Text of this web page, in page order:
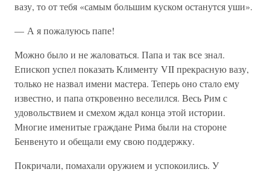
вазу, то от тебя «самым большим куском останутся уши».
— А я пожалуюсь папе!
Можно было и не жаловаться. Папа и так все знал.
Епископ успел показать Клименту VII прекрасную вазу,
только не назвал имени мастера. Теперь оно стало ему
известно, и папа откровенно веселился. Весь Рим с
удовольствием и смехом ждал конца этой истории.
Многие именитые граждане Рима были на стороне
Бенвенуто и обещали ему свою поддержку.
Покричали, помахали оружием и успокоились. У